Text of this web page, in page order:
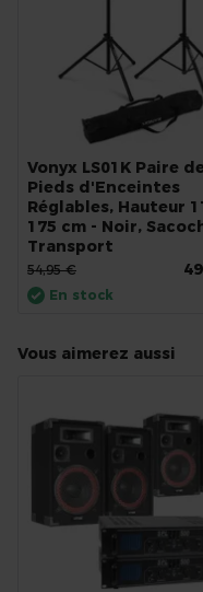
Vonyx LS01K Paire
Pieds d'Enceintes
Réglables, Hauteur
175 cm - Noir,
Transport
54,95 €
En stock
Vous aimerez aussi